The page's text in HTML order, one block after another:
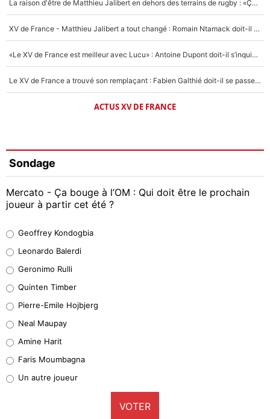
La raison d'être de Matthieu Jalibert en dehors des terrains de rugby : «Ça m'atteint autant que si tu touches à un membre de ma famille»
XV de France - Matthieu Jalibert a tout changé : Romain Ntamack doit-il s’inquiéter pour sa place à un an de la Coupe du monde ?
«Le XV de France est meilleur avec Lucu» : Antoine Dupont doit-il s’inquiéter pour sa place ?
Le XV de France a trouvé son remplaçant : Fabien Galthié doit-il se passer d'Antoine Dupont ?
ACTUS XV DE FRANCE
Sondage
Mercato - Ça bouge à l’OM : Qui doit être le prochain
joueur à partir cet été ?
38%
32%
5%
1%
9%
Geoffrey Kondogbia
Leonardo Balerdi
Geronimo Rulli
Quinten Timber
Pierre-Emile Hojbjerg
Neal Maupay
Amine Harit
Faris Moumbagna
Un autre joueur
VOTER